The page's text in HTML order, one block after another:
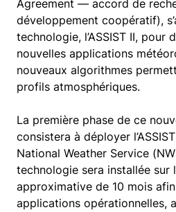
Agreement — accord de
développement coopératif),
technologie, l’ASSIST II, pour
nouvelles applications
nouveaux algorithmes
profils atmosphériques.
La première phase de ce
consistera à déployer
National Weather Service
technologie sera installée sur
approximative de 10 mois
applications opérationnelles,